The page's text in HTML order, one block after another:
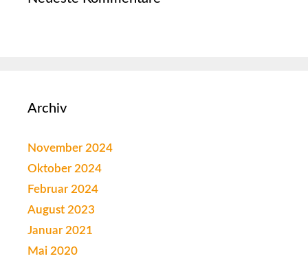
Archiv
November 2024
Oktober 2024
Februar 2024
August 2023
Januar 2021
Mai 2020